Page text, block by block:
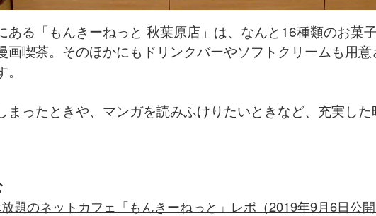
ある「もんきーねっと 秋葉原店」は、なんと16種類のお菓
画喫茶。そのほかにもドリンクバーやソフトクリームも用
まったときや、マンガを読みふけりたいときなど、充実し
題のネットカフェ「もんきーねっと」レポ（2019年9月6日公開